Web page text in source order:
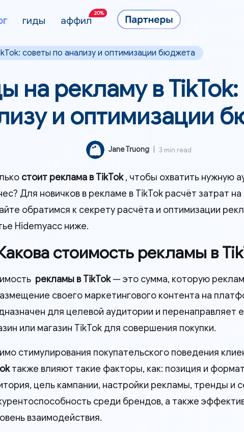
гиды аффил
20%
советы по анализу и оптимизации бюджета
на рекламу в
и оптимизации
Jane Truong 3 min read
стоит реклама в TikTok, чтобы охватить нужную
Для новичков в рекламе в TikTok расчёт затрат
обратимся к секрету расчёта и оптимизации
Hidemyacc ниже.
стоимость рекламы в
рекламы в TikTok— это сумма, которую
своего маркетингового контента на
для целевой аудитории и перенаправляет
или магазин TikTok для совершения покупки.
стимулирования покупательского поведения
также влияют такие факторы, как: позиция и
цель кампании, настройки рекламы, тренды и
среди брендов, а также
взаимодействия.